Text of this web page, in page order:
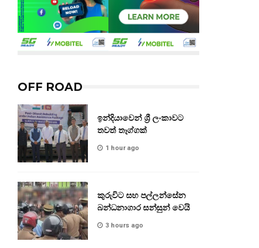
OFF ROAD
ඉන්දියාවෙන් ශ්‍රී ලංකාවට
තවත් තෑග්ගක්
1 hour ago
කුරුවිට සහ පල්ලන්සේන
බන්ධනාගාර සන්සුන් වෙයි
3 hours ago